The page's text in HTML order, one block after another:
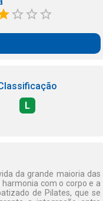
L
da grande maioria das
com o corpo e a
de Pilates, que se